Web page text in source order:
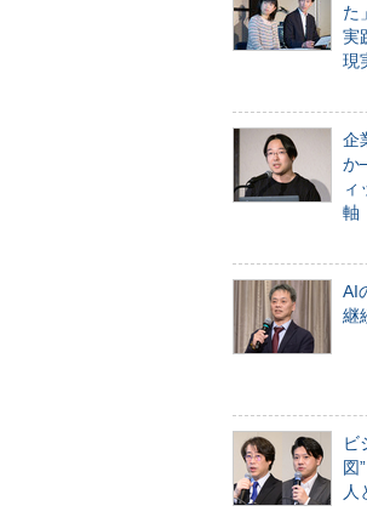
た
実
現
企
か
ィ
軸
AI
継
ビ
図
人